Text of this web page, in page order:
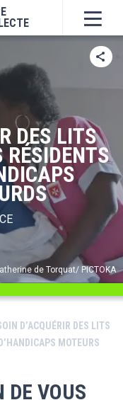
DES LITS
RÉSIDENTS
de Torquat/ PICTOKA
D’ACQUÉRIR DES LITS
MOTEURS
DE VOUS